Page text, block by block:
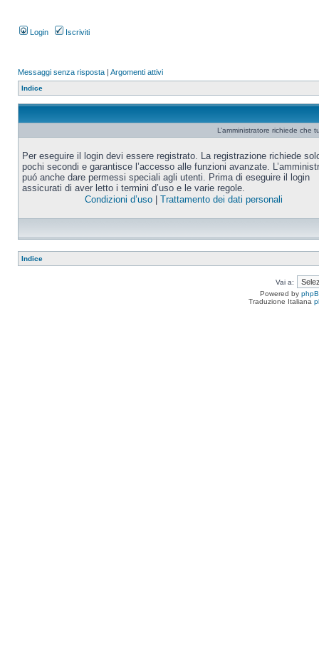
Login Iscriviti
Messaggi senza risposta | Argomenti attivi
Indice
L’amministratore richiede che
Per eseguire il login devi essere registrato. La registrazione richiede
pochi secondi e garantisce l’accesso alle funzioni avanzate.
puó anche dare permessi speciali agli utenti. Prima di eseguire il login
assicurati di aver letto i termini d’uso e le varie regole.
Condizioni d’uso| Trattamento dei dati personali
Indice
Vai a:
Powered by
Traduzione Italiana